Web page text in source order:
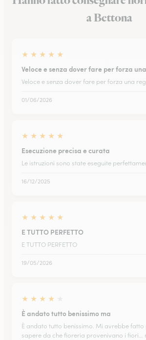
a Bettona
★ ★ ★ ★ ★
Veloce e senza dover fare per forza
Veloce e senza dover fare per forza una
01/06/2026
★ ★ ★ ★ ★
Esecuzione precisa e curata
Le istruzioni sono state eseguite
16/12/2025
★ ★ ★ ★ ★
E TUTTO PERFETTO
E TUTTO PERFETTO
19/05/2026
★ ★ ★ ★
È andato tutto benissimo ma
È andato tutto benissimo. Mi avrebbe
sapere da che fioreria provenivano i fiori…